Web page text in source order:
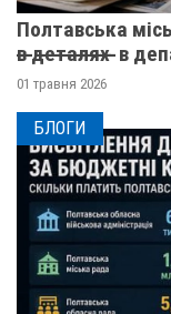
Полтавська
в̶ ̶д̶е̶т̶а̶л̶я̶х̶ ̶ в
01 травня 2026
БЛОГИ